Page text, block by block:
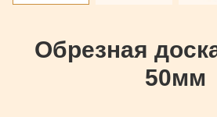
Обрезная
50мм